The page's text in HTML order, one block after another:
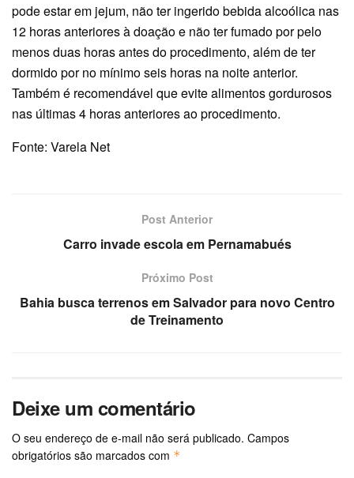
pode estar em jejum, não ter ingerido bebida alcoólica nas
12 horas anteriores à doação e não ter fumado por pelo
menos duas horas antes do procedimento, além de ter
dormido por no mínimo seis horas na noite anterior.
Também é recomendável que evite alimentos gordurosos
nas últimas 4 horas anteriores ao procedimento.
Fonte: Varela Net
Post Anterior
Carro invade escola em Pernamabués
Próximo Post
Bahia busca terrenos em Salvador para novo Centro
de Treinamento
Deixe um comentário
O seu endereço de e-mail não será publicado. Campos
obrigatórios são marcados com *